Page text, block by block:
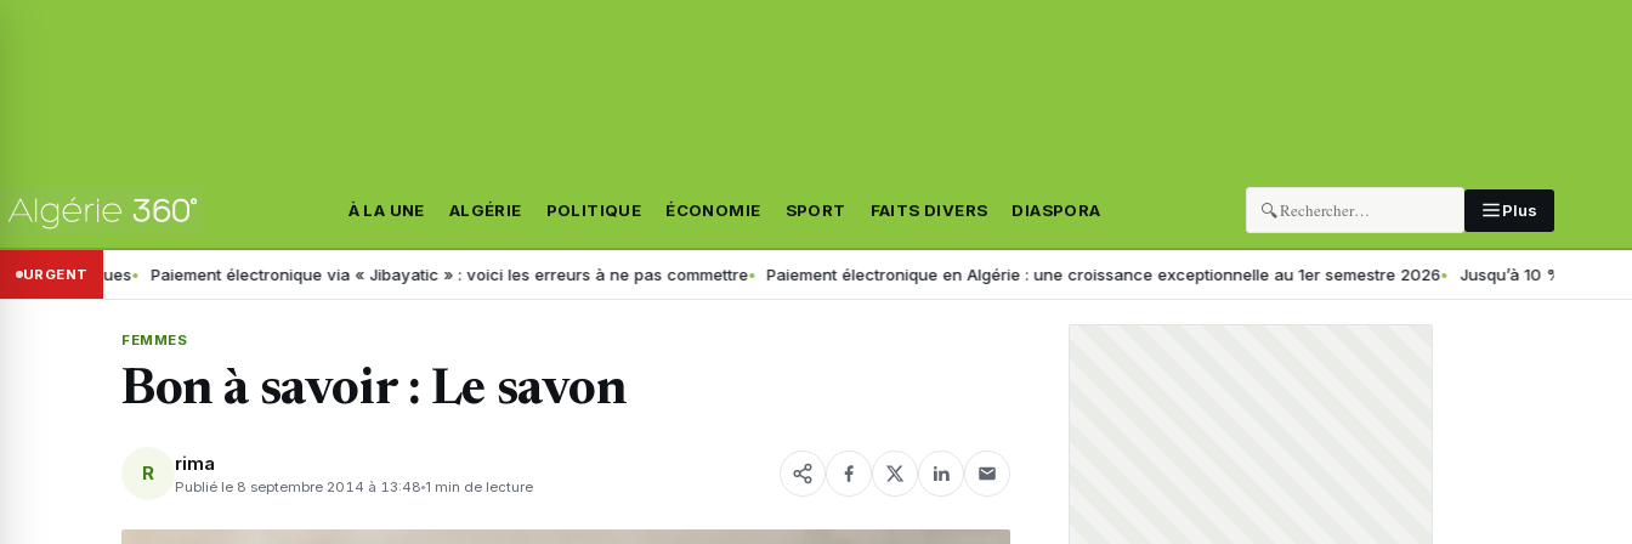
À LA UNE ALGÉRIE POLITIQUE ÉCONOMIE SPORT FAITS DIVERS DIASPORA 🔍 Plus
URGENTPaiement électronique via « Jibayatic » : voici les erreurs à ne pas commettre Paiement électronique en Algérie : une croissance exceptionnelle au 1er semestre 2026 Jusqu’à 10 %… SONELGAZ
FEMMES
Bon à savoir : Le savon
R rima
Publié le 8 septembre 2014 à 13:48 1 min de lecture